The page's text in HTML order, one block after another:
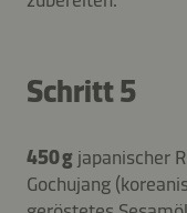
Schritt 5
450 g japanischer
Gochujang